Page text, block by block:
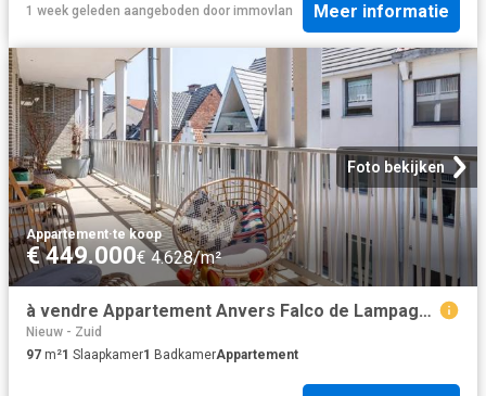
1 week geleden aangeboden door immovlan Meer informatie
Foto bekijken
Appartement·te koop
€ 449.000€ 4.628/m²
à vendre Appartement Anvers Falco de Lampageplein
Nieuw - Zuid
97 m²1 Slaapkamer1 BadkamerAppartement